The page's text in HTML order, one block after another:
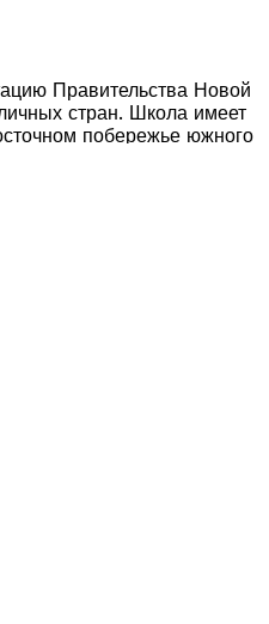
Правительства Новой
стран. Школа имеет
побережье южного